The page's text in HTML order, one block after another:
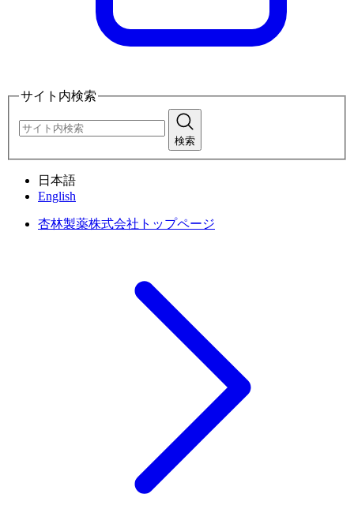
サイト内検索
検索
日本語
English
杏林製薬株式会社トップページ